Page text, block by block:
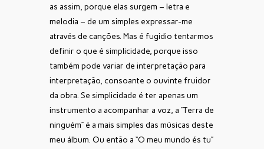
as assim, porque elas surgem – letra e
melodia – de um simples expressar-me
através de canções. Mas é fugidio tentarmos
definir o que é simplicidade, porque isso
também pode variar de interpretação para
interpretação, consoante o ouvinte fruidor
da obra. Se simplicidade é ter apenas um
instrumento a acompanhar a voz, a “Terra de
ninguém” é a mais simples das músicas deste
meu álbum. Ou então a “O meu mundo és tu”